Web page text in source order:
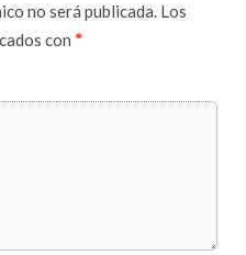
no será publicada. Los
con*